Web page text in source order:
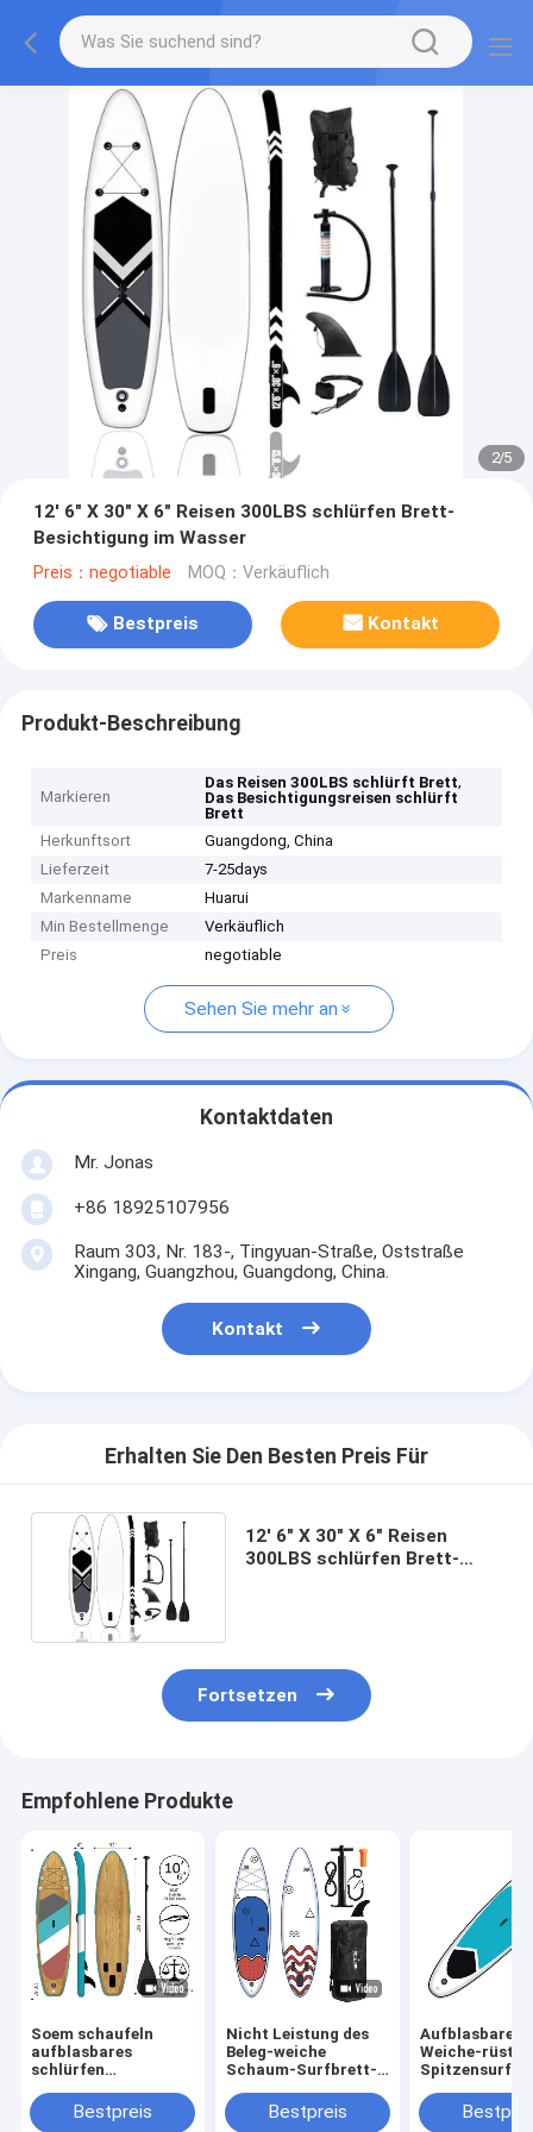
2/5
12' 6" X 30" X 6" Reisen 300LBS schlürfen Brett-
Besichtigung im Wasser
Preis：negotiable MOQ：Verkäuflich
Bestpreis Kontakt
Produkt-Beschreibung
Markieren
Das Reisen 300LBS schlürft Brett,
Das Besichtigungsreisen schlürft
Brett
Herkunftsort
Guangdong, China
Lieferzeit
7-25days
Markenname
Huarui
Min Bestellmenge
Verkäuflich
Preis
negotiable
Sehen Sie mehr an
Kontaktdaten
Mr. Jonas
+86 18925107956
Raum 303, Nr. 183-, Tingyuan-Straße, Oststraße
Xingang, Guangzhou, Guangdong, China.
Kontakt
Erhalten Sie Den Besten Preis Für
12' 6" X 30" X 6" Reisen
300LBS schlürfen Brett-
Fortsetzen
Empfohlene Produkte
Soem schaufeln
aufblasbares
schlürfen
oben, surfend 17,5
lbs
Bestpreis
Nicht Leistung des
Beleg-weiche
Schaum-Surfbrett-
Water Sports
Bestpreis
Aufblasbares
Weiche-
Stich aus